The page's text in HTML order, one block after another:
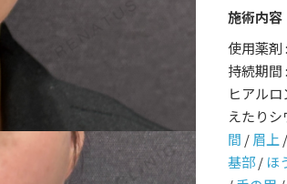
コラム
施術内容
使用薬剤 :
持続期間 :
ヒアル
えたりシ
間 /眉上 /
基部/ ほ